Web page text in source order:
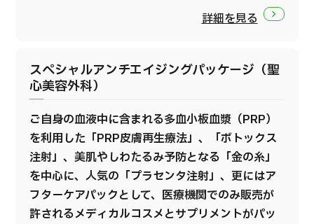
詳細を見る
スペシャルアンチエイジングパッケージ（聖
心美容外科）
ご自身の血液中に含まれる多血小板血漿（PRP）
を利用した「PRP皮膚再生療法」、「ボトックス
注射」、美肌やしわたるみ予防となる「金の糸」
を中心に、人気の「プラセンタ注射」、更にはア
フターケアパックとして、医療機関でのみ販売が
許されるメディカルコスメとサプリメントがパッ